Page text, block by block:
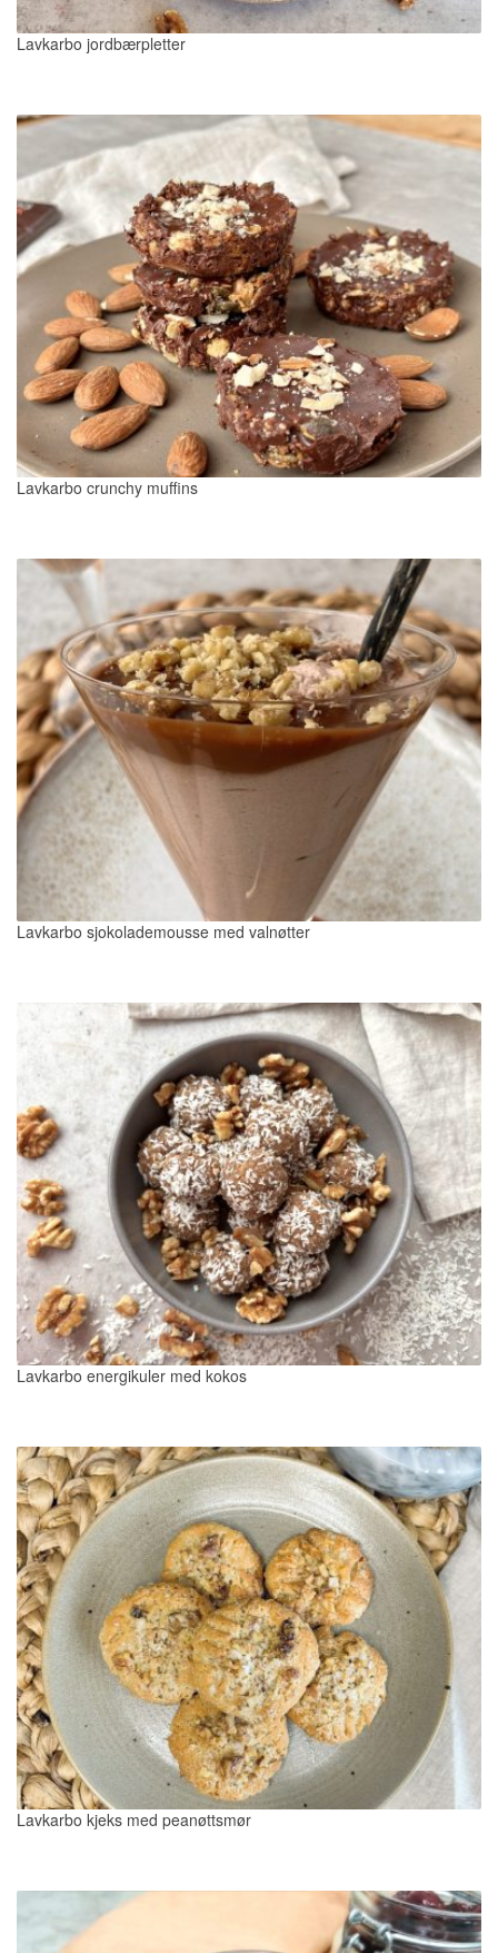
Lavkarbo jordbærpletter
Lavkarbo crunchy muffins
Lavkarbo sjokolademousse med valnøtter
Lavkarbo energikuler med kokos
Lavkarbo kjeks med peanøttsmør